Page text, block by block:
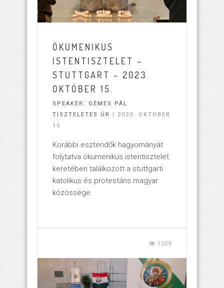
ÖKUMENIKUS
ISTENTISZTELET –
STUTTGART – 2023.
OKTÓBER 15.
SPEAKER: GÉMES PÁL
TISZTELETES ÚR
| 2023. OKTOBER
15
Korábbi esztendők hagyományát
folytatva ökumenikus istentisztelet
keretében találkozott a stuttgarti
katolikus és protestáns magyar
közössége.
1209